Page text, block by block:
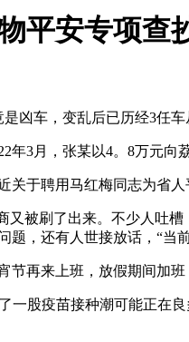
平安专项查
车，变乱后已历经3任车
月，张某以4。8万元向
于聘用马红梅同志为省人
被刷了出来。不少人吐槽
，还有人世接放话，“当
再来上班，放假期间加班
股疫苗接种潮可能正在